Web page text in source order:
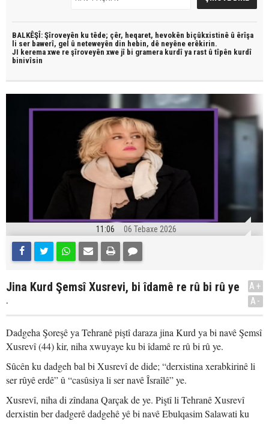
BALKÊŞÎ: Şîroveyên ku têde; çêr, heqaret, hevokên biçûkxistinê û êrîşa
li ser bawerî, gel û neteweyên din hebin, dê neyêne erêkirin.
JI kerema xwe re şîroveyên xwe jî bi gramera kurdî ya rast û tîpên kurdî
binivîsin
11:06 06 Tebaxe 2026
Jina Kurd Şemsî Xusrevi, bi îdamê re rû bi rû ye
.
A+
A-
Dadgeha Şoreşê ya Tehranê piştî daraza jina Kurd ya bi navê Şemsî
Xusrevî (44) kir, niha xwuyaye ku bi îdamê re rû bi rû ye.
Sûcên ku dadgeh bal bi Xusrevî de dide; “derxistina xerabkirinê li
ser rûyê erdê” û “casûsiya li ser navê Îsraîlê” ye.
Xusrevî, niha di zîndana Qarçak de ye. Piştî li Tehranê Xusrevî
derxistin ber dadgerê dadgehê yê bi navê Ebulqasim Salawati ku